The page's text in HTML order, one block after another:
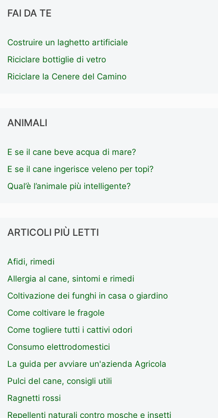
FAI DA TE
Costruire un laghetto artificiale
Riciclare bottiglie di vetro
Riciclare la Cenere del Camino
ANIMALI
E se il cane beve acqua di mare?
E se il cane ingerisce veleno per topi?
Qual’è l’animale più intelligente?
ARTICOLI PIÙ LETTI
Afidi, rimedi
Allergia al cane, sintomi e rimedi
Coltivazione dei funghi in casa o giardino
Come coltivare le fragole
Come togliere tutti i cattivi odori
Consumo elettrodomestici
La guida per avviare un'azienda Agricola
Pulci del cane, consigli utili
Ragnetti rossi
Repellenti naturali contro mosche e insetti